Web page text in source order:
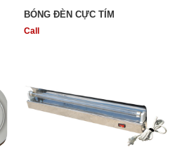
BÓNG ĐÈN CỰC TÍM
Call